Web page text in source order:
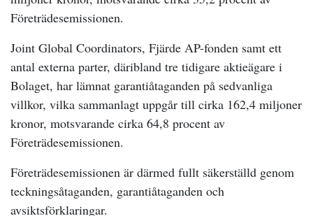
Företrädesemissionen.
Joint Global Coordinators, Fjärde AP-fonden samt ett
antal externa parter, däribland tre tidigare aktieägare i
Bolaget, har lämnat garantiåtaganden på sedvanliga
villkor, vilka sammanlagt uppgår till cirka 162,4 miljoner
kronor, motsvarande cirka 64,8 procent av
Företrädesemissionen.
Företrädesemissionen är därmed fullt säkerställd genom
teckningsåtaganden, garantiåtaganden och
avsiktsförklaringar.